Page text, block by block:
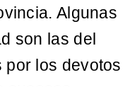
Algunas
son las del
por los devotos